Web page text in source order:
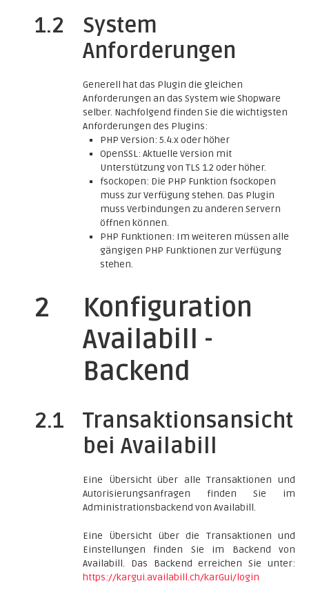
1.2
System
Anforderungen
Generell hat das Plugin die gleichen
Anforderungen an das System wie Shopware
selber. Nachfolgend finden Sie die wichtigsten
Anforderungen des Plugins:
PHP Version: 5.4.x oder höher
OpenSSL: Aktuelle Version mit
Unterstützung von TLS 1.2 oder höher.
fsockopen: Die PHP Funktion fsockopen
muss zur Verfügung stehen. Das Plugin
muss Verbindungen zu anderen Servern
öffnen können.
PHP Funktionen: Im weiteren müssen alle
gängigen PHP Funktionen zur Verfügung
stehen.
2
Konfiguration
Availabill -
Backend
2.1
Transaktionsansicht
bei Availabill
Eine Übersicht über alle Transaktionen und
Autorisierungsanfragen finden Sie im
Administrationsbackend von Availabill.
Eine Übersicht über die Transaktionen und
Einstellungen finden Sie im Backend von
Availabill. Das Backend erreichen Sie unter:
https://kargui.availabill.ch/karGui/login